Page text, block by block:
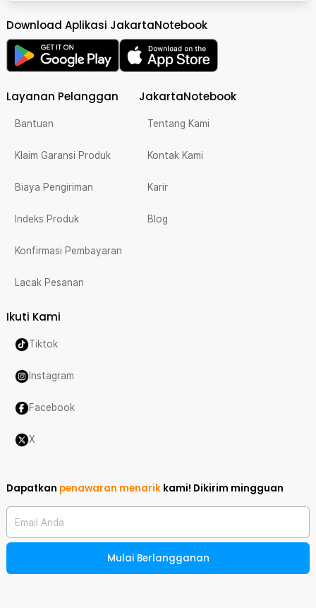
Download Aplikasi JakartaNotebook
Layanan Pelanggan
Bantuan
Klaim Garansi Produk
Biaya Pengiriman
Indeks Produk
Konfirmasi Pembayaran
Lacak Pesanan
JakartaNotebook
Tentang Kami
Kontak Kami
Karir
Blog
Ikuti Kami
Tiktok
Instagram
Facebook
X
Dapatkan penawaran menarik kami! Dikirim mingguan
Email Anda
Mulai Berlangganan